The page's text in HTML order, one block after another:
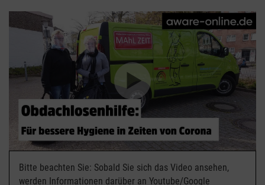
Bitte beachten Sie: Sobald Sie sich das Video ansehen,
werden Informationen darüber an Youtube/Google